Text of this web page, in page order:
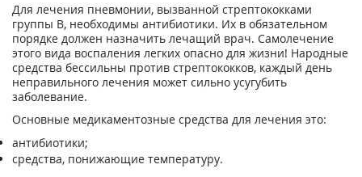
Для лечения пневмонии, вызванной стрептококками
группы В, необходимы антибиотики. Их в обязательном
порядке должен назначить лечащий врач. Самолечение
этого вида воспаления легких опасно для жизни! Народные
средства бессильны против стрептококков, каждый день
неправильного лечения может сильно усугубить
заболевание.
Основные медикаментозные средства для лечения это:
антибиотики;
средства, понижающие температуру.